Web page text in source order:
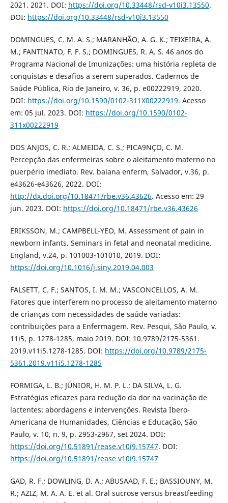
2021. 2021. DOI: https://doi.org/10.33448/rsd-v10i3.13550.
DOI: https://doi.org/10.33448/rsd-v10i3.13550
DOMINGUES, C. M. A. S.; MARANHÃO, A. G. K.; TEIXEIRA, A.
M.; FANTINATO, F. F. S.; DOMINGUES, R. A. S. 46 anos do
Programa Nacional de Imunizações: uma história repleta de
conquistas e desafios a serem superados. Cadernos de
Saúde Pública, Rio de Janeiro, v. 36, p. e00222919, 2020.
DOI: https://doi.org/10.1590/0102-311X00222919. Acesso
em: 05 jul. 2023. DOI: https://doi.org/10.1590/0102-
311x00222919
DOS ANJOS, C. R.; ALMEIDA, C. S.; PICA9NÇO, C. M.
Percepção das enfermeiras sobre o aleitamento materno no
puerpério imediato. Rev. baiana enferm, Salvador, v.36, p.
e43626-e43626, 2022. DOI:
http://dx.doi.org/10.18471/rbe.v36.43626. Acesso em: 29
jun. 2023. DOI: https://doi.org/10.18471/rbe.v36.43626
ERIKSSON, M.; CAMPBELL-YEO, M. Assessment of pain in
newborn infants. Seminars in fetal and neonatal medicine.
England, v.24, p. 101003-101010, 2019. DOI:
https://doi.org/10.1016/j.siny.2019.04.003
FALSETT, C. F.; SANTOS, I. M. M.; VASCONCELLOS, A. M.
Fatores que interferem no processo de aleitamento materno
de crianças com necessidades de saúde variadas:
contribuições para a Enfermagem. Rev. Pesqui, São Paulo, v.
11i5, p. 1278-1285, maio 2019. DOI: 10.9789/2175-5361.
2019.v11i5.1278-1285. DOI: https://doi.org/10.9789/2175-
5361.2019.v11i5.1278-1285
FORMIGA, L. B.; JÚNIOR, H. M. P. L.; DA SILVA, L. G.
Estratégias eficazes para redução da dor na vacinação de
lactentes: abordagens e intervenções. Revista Ibero-
Americana de Humanidades, Ciências e Educação, São
Paulo, v. 10, n. 9, p. 2953-2967, set 2024. DOI:
https://doi.org/10.51891/rease.v10i9.15747. DOI:
https://doi.org/10.51891/rease.v10i9.15747
GAD, R. F.; DOWLING, D. A.; ABUSAAD, F. E.; BASSIOUNY, M.
R.; AZIZ, M. A. A. E. et al. Oral sucrose versus breastfeeding